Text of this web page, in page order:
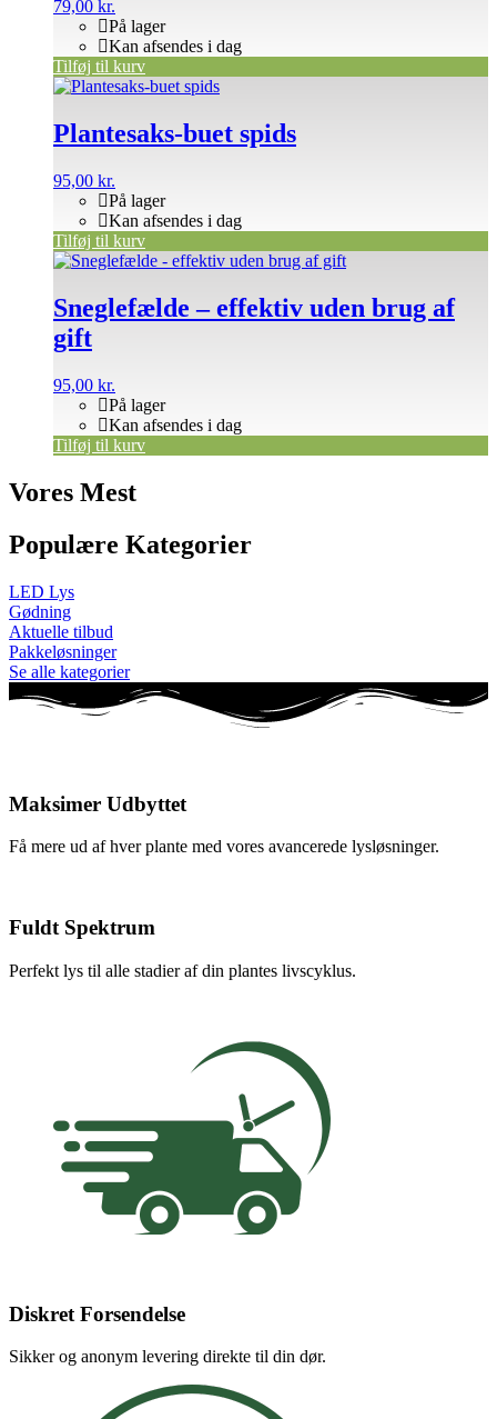
79,00 kr.
På lager
Kan afsendes i dag
Tilføj til kurv
Plantesaks-buet spids
95,00 kr.
På lager
Kan afsendes i dag
Tilføj til kurv
Sneglefælde – effektiv uden brug af
gift
95,00 kr.
På lager
Kan afsendes i dag
Tilføj til kurv
Vores Mest
Populære Kategorier
LED Lys
Gødning
Aktuelle tilbud
Pakkeløsninger
Se alle kategorier
Maksimer Udbyttet
Få mere ud af hver plante med vores avancerede lysløsninger.
Fuldt Spektrum
Perfekt lys til alle stadier af din plantes livscyklus.
Diskret Forsendelse
Sikker og anonym levering direkte til din dør.